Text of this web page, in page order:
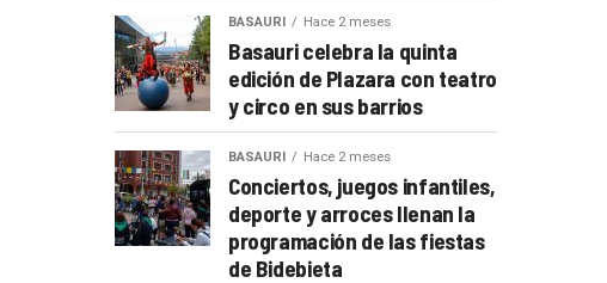
BASAURI Hace 2 meses
Basauri celebra la quinta
edición de Plazara con teatro
y circo en sus barrios
BASAURI Hace 2 meses
Conciertos, juegos infantiles,
deporte y arroces llenan la
programación de las fiestas
de Bidebieta